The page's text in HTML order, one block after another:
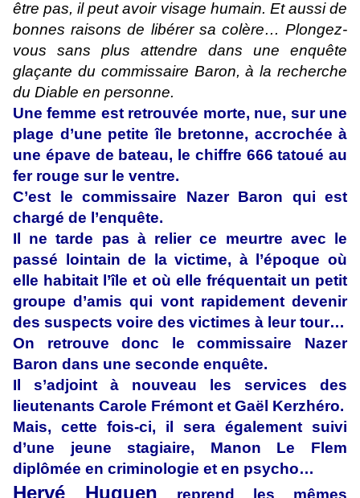
être pas, il peut avoir visage humain. Et aussi de
bonnes raisons de libérer sa colère… Plongez-
vous sans plus attendre dans une enquête
glaçante du commissaire Baron, à la recherche
du Diable en personne.
Une femme est retrouvée morte, nue, sur une
plage d’une petite île bretonne, accrochée à
une épave de bateau, le chiffre 666 tatoué au
fer rouge sur le ventre.
C’est le commissaire Nazer Baron qui est
chargé de l’enquête.
Il ne tarde pas à relier ce meurtre avec le
passé lointain de la victime, à l’époque où
elle habitait l’île et où elle fréquentait un petit
groupe d’amis qui vont rapidement devenir
des suspects voire des victimes à leur tour…
On retrouve donc le commissaire Nazer
Baron dans une seconde enquête.
Il s’adjoint à nouveau les services des
lieutenants Carole Frémont et Gaël Kerzhéro.
Mais, cette fois-ci, il sera également suivi
d’une jeune stagiaire, Manon Le Flem
diplômée en criminologie et en psycho…
Hervé Huguen reprend les mêmes